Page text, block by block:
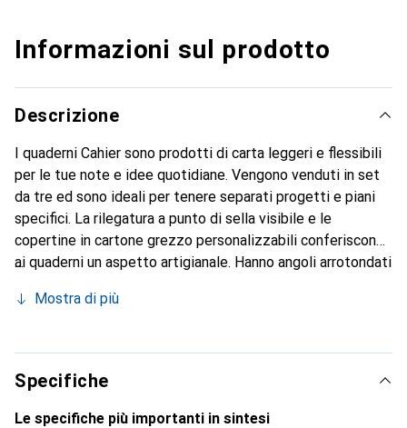
Informazioni sul prodotto
Descrizione
I quaderni Cahier sono prodotti di carta leggeri e flessibili
per le tue note e idee quotidiane. Vengono venduti in set
da tre ed sono ideali per tenere separati progetti e piani
specifici. La rilegatura a punto di sella visibile e le
copertine in cartone grezzo personalizzabili conferiscono
ai quaderni un aspetto artigianale. Hanno angoli arrotondati
25 x 19 x 2 cm.
Mostra di più
Specifiche
Le specifiche più importanti in sintesi